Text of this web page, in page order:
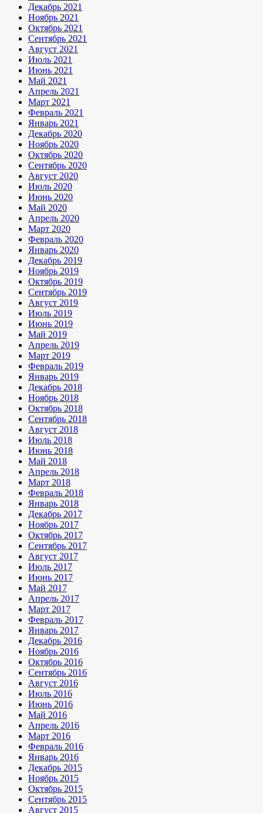
Декабрь 2021
Ноябрь 2021
Октябрь 2021
Сентябрь 2021
Август 2021
Июль 2021
Июнь 2021
Май 2021
Апрель 2021
Март 2021
Февраль 2021
Январь 2021
Декабрь 2020
Ноябрь 2020
Октябрь 2020
Сентябрь 2020
Август 2020
Июль 2020
Июнь 2020
Май 2020
Апрель 2020
Март 2020
Февраль 2020
Январь 2020
Декабрь 2019
Ноябрь 2019
Октябрь 2019
Сентябрь 2019
Август 2019
Июль 2019
Июнь 2019
Май 2019
Апрель 2019
Март 2019
Февраль 2019
Январь 2019
Декабрь 2018
Ноябрь 2018
Октябрь 2018
Сентябрь 2018
Август 2018
Июль 2018
Июнь 2018
Май 2018
Апрель 2018
Март 2018
Февраль 2018
Январь 2018
Декабрь 2017
Ноябрь 2017
Октябрь 2017
Сентябрь 2017
Август 2017
Июль 2017
Июнь 2017
Май 2017
Апрель 2017
Март 2017
Февраль 2017
Январь 2017
Декабрь 2016
Ноябрь 2016
Октябрь 2016
Сентябрь 2016
Август 2016
Июль 2016
Июнь 2016
Май 2016
Апрель 2016
Март 2016
Февраль 2016
Январь 2016
Декабрь 2015
Ноябрь 2015
Октябрь 2015
Сентябрь 2015
Август 2015